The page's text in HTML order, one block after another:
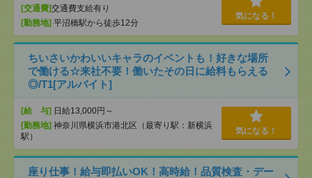
[交通費]交通費支給有り
[勤務地] 平沼橋駅から徒歩12分
気になる！
ちいさいかわいいキャラのイベントも！好きな場所
で働ける☆来社不要！働いたその日に給料もらえる
◎/T1[アルバイト]
[給 与] 日給13,000円～
[勤務地] 神奈川県横浜市港北区（最寄り駅：新横浜
駅）
気になる！
座り仕事！給与即払いOK！高時給！品質検査・デー